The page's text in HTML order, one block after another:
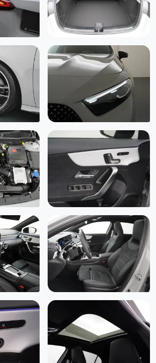
(273)
(213)
(677)
lendensteun voor stoelen vooraan
glas (840)
(218)